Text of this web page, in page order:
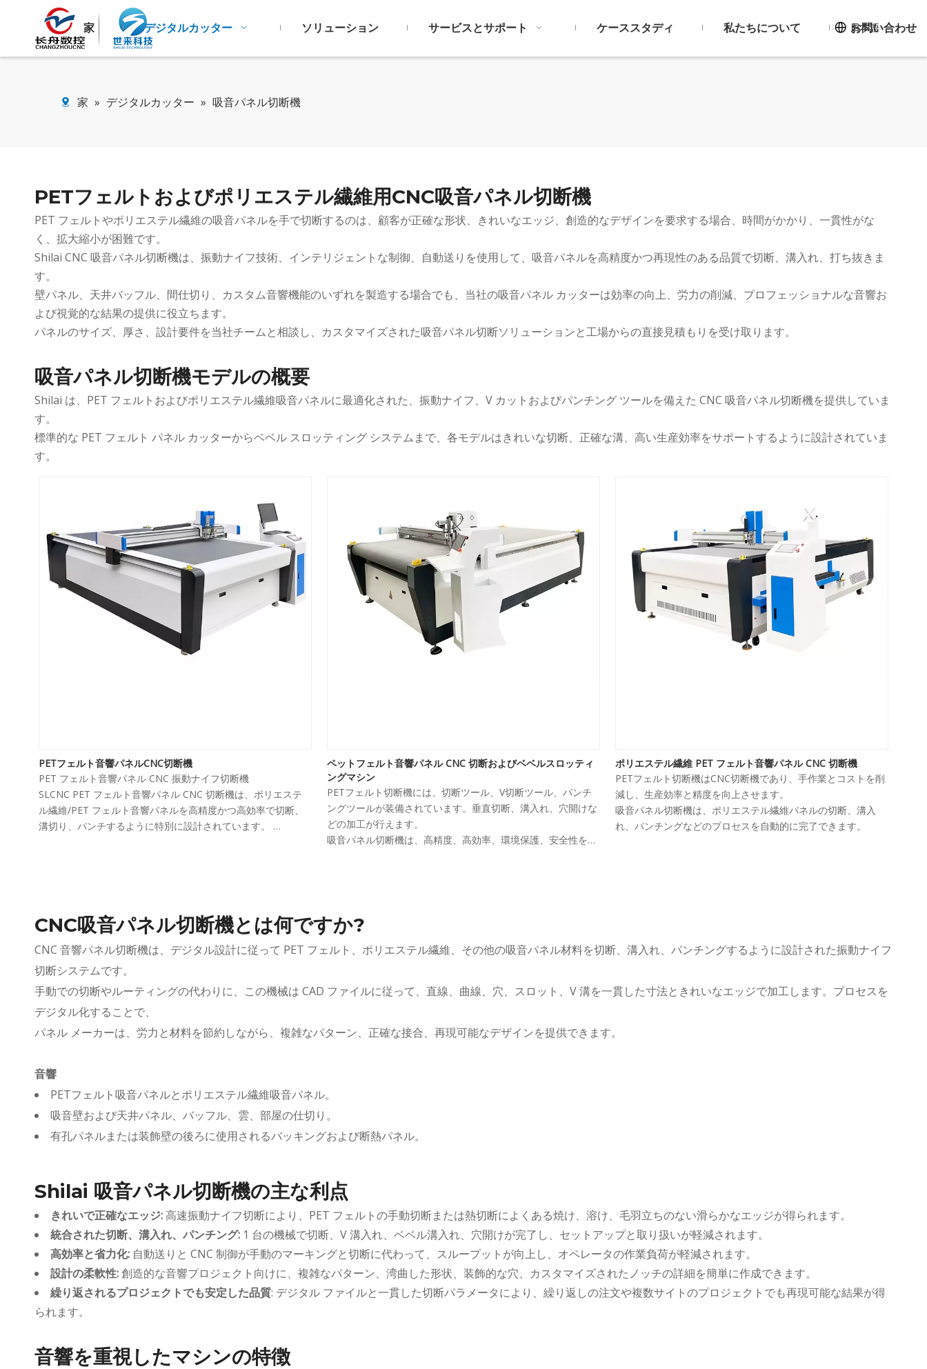
家 デジタルカッター ソリューション サービスとサポート ケーススタディ 私たちについて お問い合わせ
日本語
家 » デジタルカッター » 吸音パネル切断機
PETフェルトおよびポリエステル繊維用CNC吸音パネル切断機
PET フェルトやポリエステル繊維の吸音パネルを手で切断するのは、顧客が正確な形状、きれいなエッジ、創造的なデザインを要求する場合、時間がかかり、一貫性がな
く、拡大縮小が困難です。
Shilai CNC 吸音パネル切断機は、振動ナイフ技術、インテリジェントな制御、自動送りを使用して、吸音パネルを高精度かつ再現性のある品質で切断、溝入れ、打ち抜きま
す。
壁パネル、天井バッフル、間仕切り、カスタム音響機能のいずれを製造する場合でも、当社の吸音パネル カッターは効率の向上、労力の削減、プロフェッショナルな音響お
よび視覚的な結果の提供に役立ちます。
パネルのサイズ、厚さ、設計要件を当社チームと相談し、カスタマイズされた吸音パネル切断ソリューションと工場からの直接見積もりを受け取ります。
吸音パネル切断機モデルの概要
Shilai は、PET フェルトおよびポリエステル繊維吸音パネルに最適化された、振動ナイフ、V カットおよびパンチング ツールを備えた CNC 吸音パネル切断機を提供していま
す。
標準的な PET フェルト パネル カッターからベベル スロッティング システムまで、各モデルはきれいな切断、正確な溝、高い生産効率をサポートするように設計されていま
す。
PETフェルト音響パネルCNC切断機
PET フェルト音響パネル CNC 振動ナイフ切断機
SLCNC PET フェルト音響パネル CNC 切断機は、ポリエステ
ル繊維/PET フェルト音響パネルを高精度かつ高効率で切断、
溝切り、パンチするように特別に設計されています。
PETフェルト吸音パネル、ポリエステル繊維吸音パネル、断熱
パネルに最適です。 PETフェルトおよびポリエステル繊維音響
パネル用のプロフェッショナルCNC音響パネルカッター
きれいな刃先と正確なサイズによる高速振動ナイフ切断
大型音響パネル切断用の真空ホールドダウン付き自動供給テー
ブル
1台の機械で複雑な形状、パターン、穴、V溝をサポート
音響パネル工場、室内装飾、オフィスおよびスタジオの音響プ
ペットフェルト音響パネル CNC 切断およびベベルスロッティ
ングマシン
PETフェルト切断機には、切断ツール、V切断ツール、パンチ
ングツールが装備されています。垂直切断、溝入れ、穴開けな
どの加工が行えます。
吸音パネル切断機は、高精度、高効率、環境保護、安全性を備
ポリエステル繊維 PET フェルト音響パネル CNC 切断機
PETフェルト切断機はCNC切断機であり、手作業とコストを削
減し、生産効率と精度を向上させます。
吸音パネル切断機は、ポリエステル繊維パネルの切断、溝入
れ、パンチングなどのプロセスを自動的に完了できます。
CNC吸音パネル切断機とは何ですか?
CNC 音響パネル切断機は、デジタル設計に従って PET フェルト、ポリエステル繊維、その他の吸音パネル材料を切断、溝入れ、パンチングするように設計された振動ナイフ
切断システムです。
手​​動での切断やルーティングの代わりに、この機械は CAD ファイルに従って、直線、曲線、穴、スロット、V 溝を一貫した寸法ときれいなエッジで加工します。プロセスを
デジタル化することで、
パネル メーカーは、労力と材料を節約しながら、複雑なパターン、正確な接合、再現可能なデザインを提供できます。
音響
PETフェルト吸音パネルとポリエステル繊維吸音パネル。
吸音壁および天井パネル、バッフル、雲、部屋の仕切り。
有孔パネルまたは装飾壁の後ろに使用されるバッキングおよび断熱パネル。
Shilai 吸音パネル切断機の主な利点
きれいで正確なエッジ:高速振動ナイフ切断により、PET フェルトの手動切断または熱切断によくある焼け、溶け、毛羽立ちのない滑らかなエッジが得られます。
統合された切断、溝入れ、パンチング: 1 台の機械で切断、V 溝入れ、ベベル溝入れ、穴開けが完了し、セットアップと取り扱いが軽減されます。
高効率と省力化: 自動送りと CNC 制御が手動のマーキングと切断に代わって、スループットが向上し、オペレータの作業負荷が軽減されます。
設計の柔軟性:創造的な音響プロジェクト向けに、複雑なパターン、湾曲した形状、装飾的な穴、カスタマイズされたノッチの詳細を簡単に作成できます。
繰り返されるプロジェクトでも安定した品質: デジタル ファイルと一貫した切断パラメータにより、繰り返しの注文や複数サイトのプロジェクトでも再現可能な結果が得
られます。
音響を重視したマシンの特徴